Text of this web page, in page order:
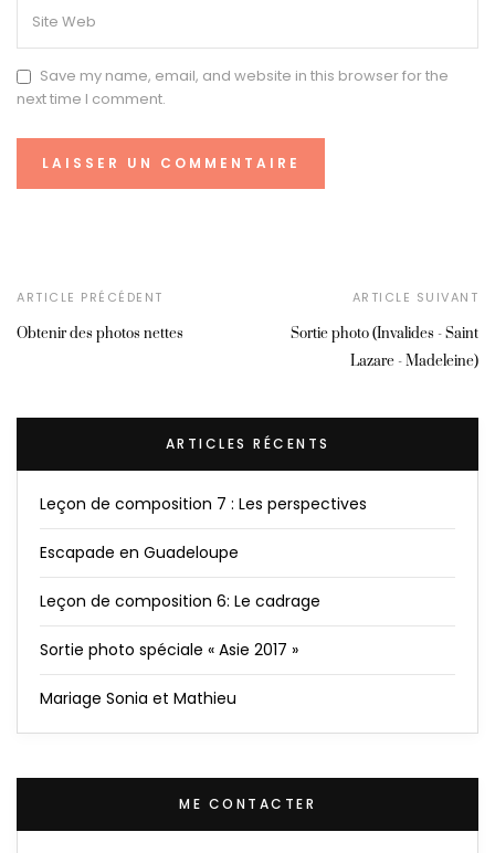
Save my name, email, and website in this browser for the
next time I comment.
ARTICLE PRÉCÉDENT
Obtenir des photos nettes
ARTICLE SUIVANT
Sortie photo (Invalides - Saint
Lazare - Madeleine)
ARTICLES RÉCENTS
Leçon de composition 7 : Les perspectives
Escapade en Guadeloupe
Leçon de composition 6: Le cadrage
Sortie photo spéciale « Asie 2017 »
Mariage Sonia et Mathieu
ME CONTACTER